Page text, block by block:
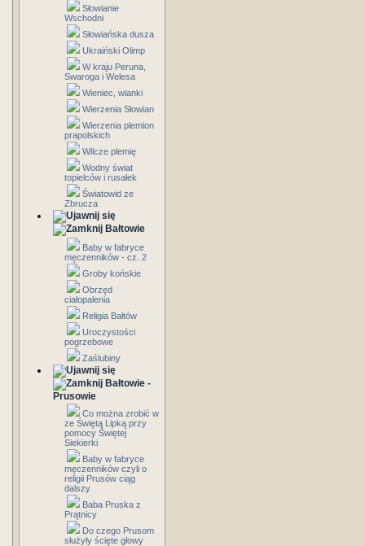
Słowianie
Wschodni
Słowiańska dusza
Ukraiński Olimp
W kraju Peruna,
Swaroga i Welesa
Wieniec, wianki
Wierzenia Słowian
Wierzenia plemion
prapolskich
Wilcze plemię
Wodny świat
topielców i rusałek
Światowid ze
Zbrucza
Bałtowie
Baby w fabryce
męczenników - cz. 2
Groby końskie
Obrzęd
ciałopalenia
Religia Bałtów
Uroczystości
pogrzebowe
Zaślubiny
Bałtowie -
Prusowie
Co można zrobić w
ze Świętą Lipką przy
pomocy Świętej
Siekierki
Baby w fabryce
męczenników czyli o
religii Prusów ciąg
dalszy
Baba Pruska z
Prątnicy
Do czego Prusom
służyły ścięte głowy